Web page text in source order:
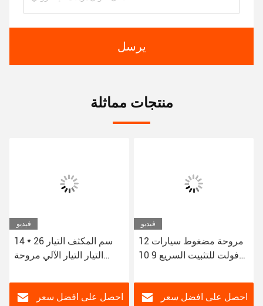
يرسل
منتجات مماثلة
فيديو
14 * 26 سم المكثف التيار
التيار التيار الآلي مروحة
يناسب معظم المركبات
احصل على افضل سعر
فيديو
مروحة مضغوط سيارات 12
فولت للتثبيت السريع 9 10
احصل على افضل سعر